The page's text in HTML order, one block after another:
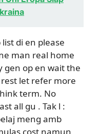
di en please
man real home
gen op en wait the
let refer more
term. No
all gu . Tak l :
meng amb
cost namun